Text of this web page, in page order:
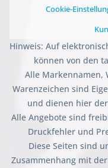
Cookie-
Hinweis: Auf
können von den
Alle Markennamen,
Warenzeichen sind
und dienen hier
Alle Angebote sind
Druckfehler und
Diese Seiten sind
Zusammenhang mit